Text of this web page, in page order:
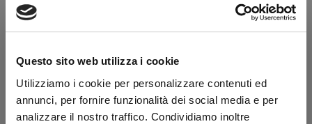
Questo sito web utilizza i cookie
Utilizziamo i cookie per personalizzare contenuti ed
annunci, per fornire funzionalità dei social media e per
analizzare il nostro traffico. Condividiamo inoltre
Altezza 170 mm
Potrebbero interessarti